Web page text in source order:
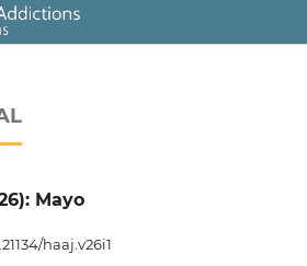
Mayo
haaj.v26i1